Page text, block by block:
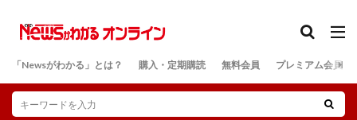
「Newsがわかる」とは？ 購入・定期購読 無料会員 プレミアム会員
検索